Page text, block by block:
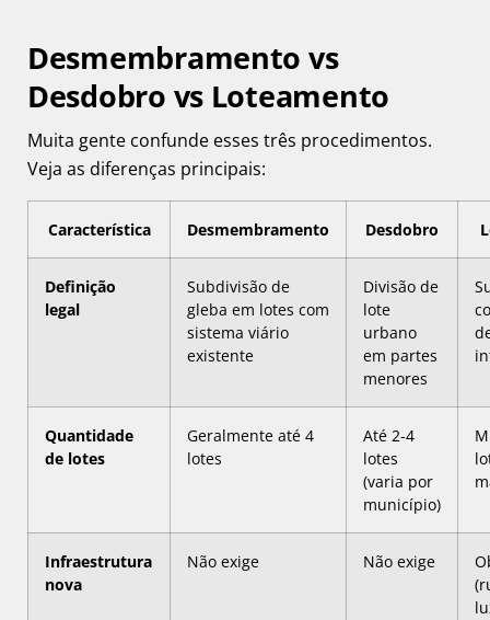
Desmembramento vs
Desdobro vs Loteamento
Muita gente confunde esses três procedimentos.
Veja as diferenças principais:
Característica Desmembramento Desdobro
Definição
legal
Subdivisão de
gleba em lotes com
sistema viário
existente
Divisão de
lote
urbano
em partes
menores
Quantidade
de lotes
Geralmente até 4
lotes
Até 2-4
lotes
(varia por
município)
Infraestrutura
nova
Não exige Não exige